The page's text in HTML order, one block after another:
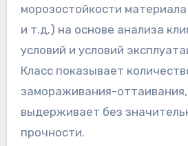
морозостойкости материала
и т.д.) на основе анализа
условий и условий
Класс показывает
замораживания-
выдерживает без
прочности.